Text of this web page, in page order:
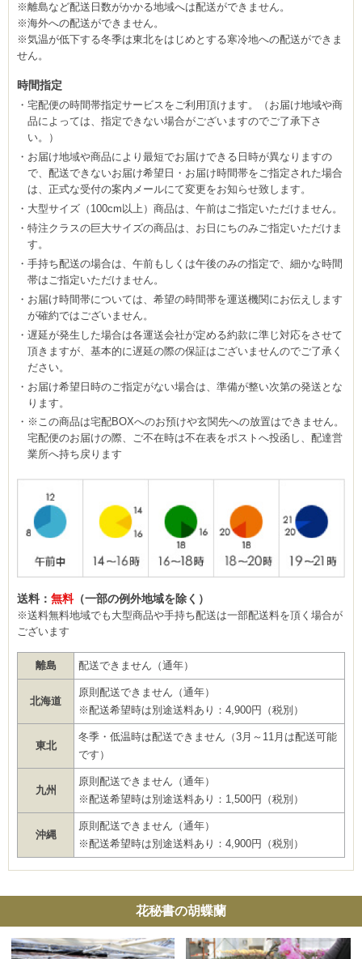
※離島など配送日数がかかる地域へは配送ができません。
※海外への配送ができません。
※気温が低下する冬季は東北をはじめとする寒冷地への配送ができま
せん。
時間指定
宅配便の時間帯指定サービスをご利用頂けます。（お届け地域や商
品によっては、指定できない場合がございますのでご了承下さ
い。）
お届け地域や商品により最短でお届けできる日時が異なりますの
で、配送できないお届け希望日・お届け時間帯をご指定された場合
は、正式な受付の案内メールにて変更をお知らせ致します。
大型サイズ（100cm以上）商品は、午前はご指定いただけません。
特注クラスの巨大サイズの商品は、お日にちのみご指定いただけま
す。
手持ち配送の場合は、午前もしくは午後のみの指定で、細かな時間
帯はご指定いただけません。
お届け時間帯については、希望の時間帯を運送機関にお伝えします
が確約ではございません。
遅延が発生した場合は各運送会社が定める約款に準じ対応をさせて
頂きますが、基本的に遅延の際の保証はございませんのでご了承く
ださい。
お届け希望日時のご指定がない場合は、準備が整い次第の発送とな
ります。
※この商品は宅配BOXへのお預けや玄関先への放置はできません。
宅配便のお届けの際、ご不在時は不在表をポストへ投函し、配達営
業所へ持ち戻ります
送料： 無料（一部の例外地域を除く）
※送料無料地域でも大型商品や手持ち配送は一部配送料を頂く場合が
ございます
離島 配送できません（通年）
北海道
原則配送できません（通年）
※配送希望時は別途送料あり：4,900円（税別）
東北
冬季・低温時は配送できません（3月～11月は配送可能
です）
九州
原則配送できません（通年）
※配送希望時は別途送料あり：1,500円（税別）
沖縄
原則配送できません（通年）
※配送希望時は別途送料あり：4,900円（税別）
花秘書の胡蝶蘭